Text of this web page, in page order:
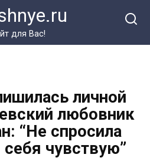
для Вас!
личной
любовник
“Не спросила
чувствую”